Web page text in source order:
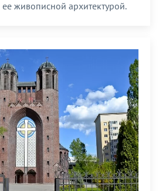
ее живописной архитектурой.